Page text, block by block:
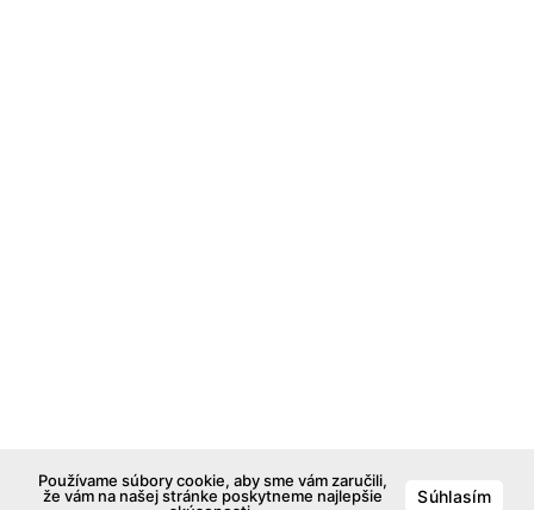
Používame súbory cookie, aby sme vám zaručili,
že vám na našej stránke poskytneme najlepšie
Súhlasím